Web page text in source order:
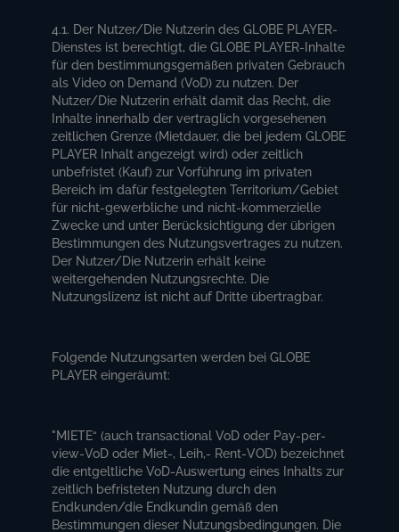
4.1. Der Nutzer/Die Nutzerin des GLOBE PLAYER-
Dienstes ist berechtigt, die GLOBE PLAYER-Inhalte
für den bestimmungsgemäßen privaten Gebrauch
als Video on Demand (VoD) zu nutzen. Der
Nutzer/Die Nutzerin erhält damit das Recht, die
Inhalte innerhalb der vertraglich vorgesehenen
zeitlichen Grenze (Mietdauer, die bei jedem GLOBE
PLAYER Inhalt angezeigt wird) oder zeitlich
unbefristet (Kauf) zur Vorführung im privaten
Bereich im dafür festgelegten Territorium/Gebiet
für nicht-gewerbliche und nicht-kommerzielle
Zwecke und unter Berücksichtigung der übrigen
Bestimmungen des Nutzungsvertrages zu nutzen.
Der Nutzer/Die Nutzerin erhält keine
weitergehenden Nutzungsrechte. Die
Nutzungslizenz ist nicht auf Dritte übertragbar.
Folgende Nutzungsarten werden bei GLOBE
PLAYER eingeräumt:
"MIETE“ (auch transactional VoD oder Pay-per-
view-VoD oder Miet-, Leih,- Rent-VOD) bezeichnet
die entgeltliche VoD-Auswertung eines Inhalts zur
zeitlich befristeten Nutzung durch den
Endkunden/die Endkundin gemäß den
Bestimmungen dieser Nutzungsbedingungen. Die